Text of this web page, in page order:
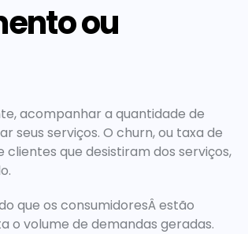
ou
acompanhar a quantidade de
serviços. O churn, ou taxa de
que desistiram dos serviços,
que os consumidoresÂ estão
o volume de demandas geradas.